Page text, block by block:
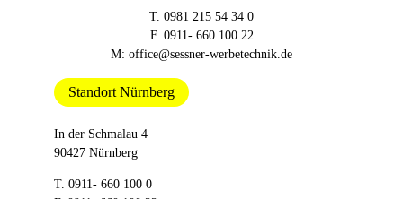
T. 0981 215 54 34 0
F. 0911- 660 100 22
M: office@sessner-werbetechnik.de
Standort Nürnberg
In der Schmalau 4
90427 Nürnberg
T. 0911- 660 100 0